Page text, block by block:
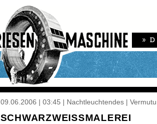
09.06.2006 | 03:45 | Nachtleuchtendes |
SCHWARZWEISSMALEREI